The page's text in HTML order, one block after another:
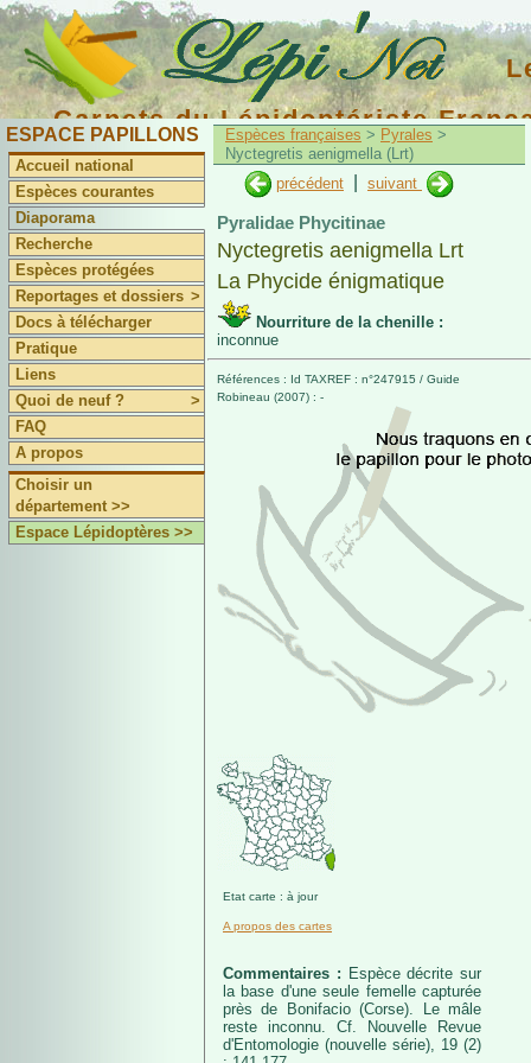
Carnets du Lépidoptériste
ESPACE PAPILLONS
Accueil national
Espèces courantes
Diaporama
Recherche
Espèces protégées
Reportages et dossiers >
Docs à télécharger
Pratique
Liens
Quoi de neuf ?
>
FAQ
A propos
Choisir un
département >>
Espace Lépidoptères >>
Espèces françaises > Pyrales >
Nyctegretis aenigmella (Lrt)
précédent
suivant
Pyralidae Phycitinae
Nyctegretis aenigmella Lrt
La Phycide énigmatique
Nourriture de la chenille :
inconnue
Références : Id TAXREF : n°247915 / Guide
Robineau (2007) : -
Etat carte : à jour
A propos des cartes
Commentaires : Espèce décrite sur
la base d'une seule femelle capturée
près de Bonifacio (Corse). Le mâle
reste inconnu. Cf. Nouvelle Revue
d'Entomologie (nouvelle série), 19 (2)